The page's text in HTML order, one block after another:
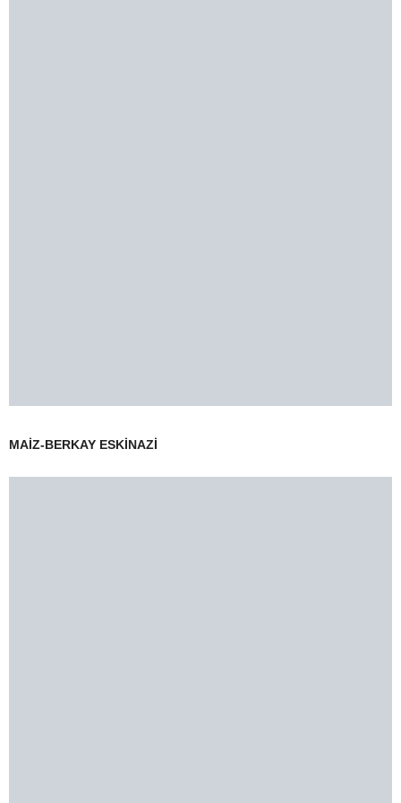
MAİZ-BERKAY ESKİNAZİ